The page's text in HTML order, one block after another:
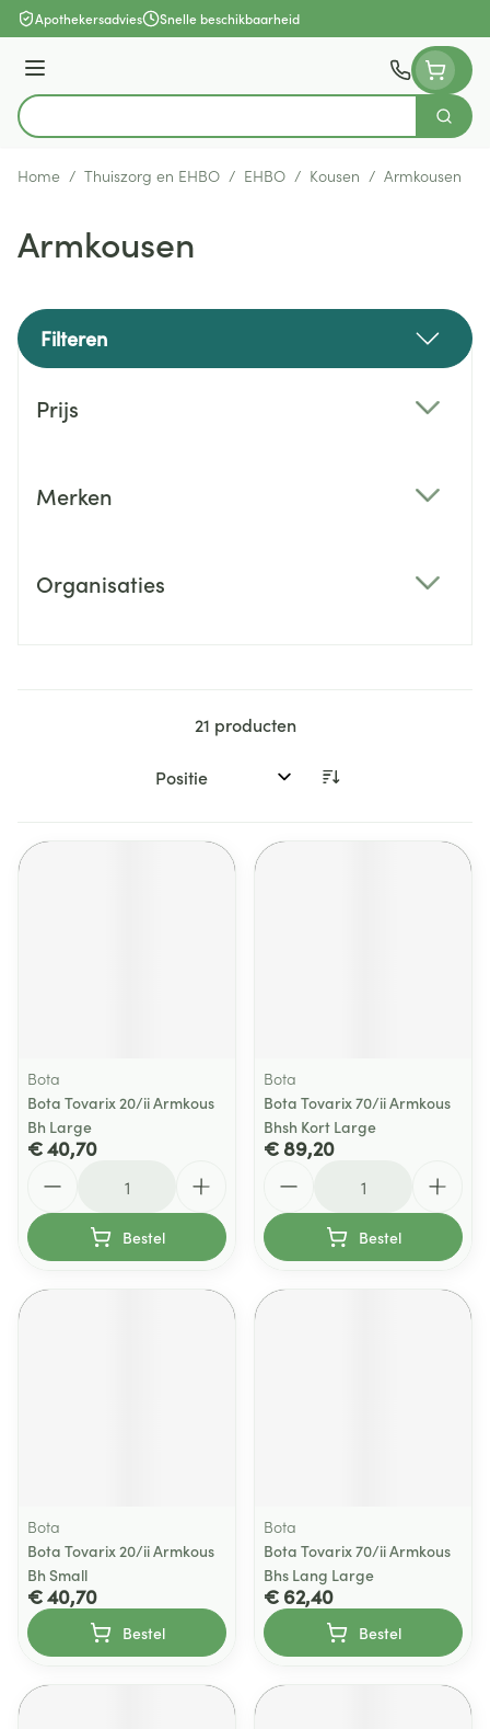
Ga naar de inhoud
Apothekersadvies Snelle beschikbaarheid
Menu
Product, merk, categorie...
Zoek
Home / Thuiszorg en EHBO / EHBO / Kousen / Armkousen
Armkousen
Filteren
Prijs
Merken
Organisaties
21 producten
Sorteer op:
Bota
Bota Tovarix 20/ii Armkous
Bh Large
€ 40,70
Bestel
Bota
Bota Tovarix 70/ii Armkous
Bhsh Kort Large
€ 89,20
Bestel
Bota
Bota Tovarix 20/ii Armkous
Bh Small
€ 40,70
Bestel
Bota
Bota Tovarix 70/ii Armkous
Bhs Lang Large
€ 62,40
Bestel